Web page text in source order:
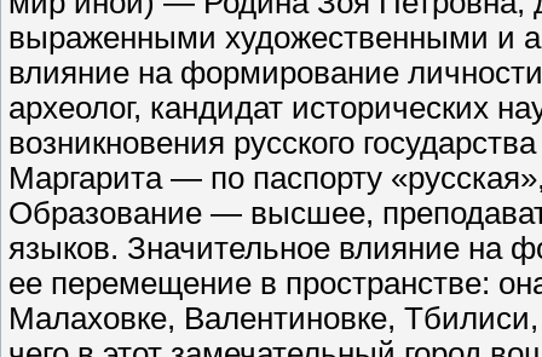
выраженными художественными и
влияние на формирование
археолог, кандидат исторических
возникновения русского
Маргарита — по паспорту
Образование — высшее,
языков. Значительное влияние на
ее перемещение в пространстве:
Малаховке, Валентиновке,